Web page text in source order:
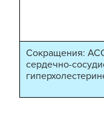
Сокращения:
сердечно-